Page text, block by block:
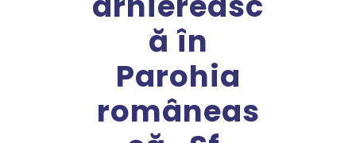
ă în
Parohia
româneas